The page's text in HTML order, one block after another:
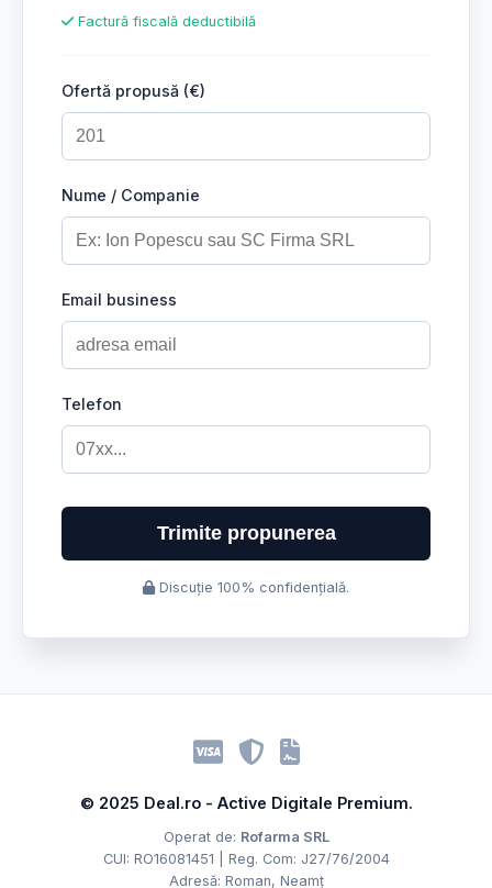
Factură fiscală deductibilă
Ofertă propusă (€)
Nume / Companie
Email business
Telefon
Trimite propunerea
Discuție 100% confidențială.
© 2025 Deal.ro - Active Digitale Premium.
Operat de: Rofarma SRL
CUI: RO16081451 | Reg. Com: J27/76/2004
Adresă: Roman, Neamț